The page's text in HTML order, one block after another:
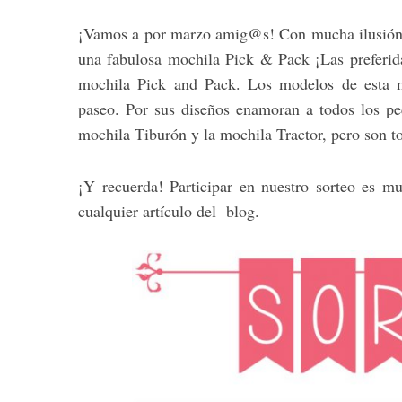
¡Vamos a por marzo amig@s! Con mucha
una fabulosa mochila Pick & Pack ¡Las
mochila Pick and Pack. Los modelos de esta
paseo. Por sus diseños enamoran a todos los
mochila Tiburón y la mochila Tractor, pero son
¡Y recuerda! Participar en nuestro sorteo es
cualquier artículo del blog.